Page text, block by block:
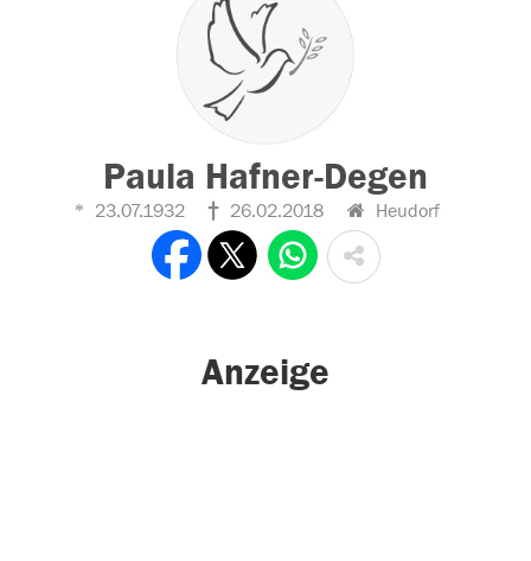
Paula Hafner-Degen
23.07.1932 26.02.2018 Heudorf
Anzeige